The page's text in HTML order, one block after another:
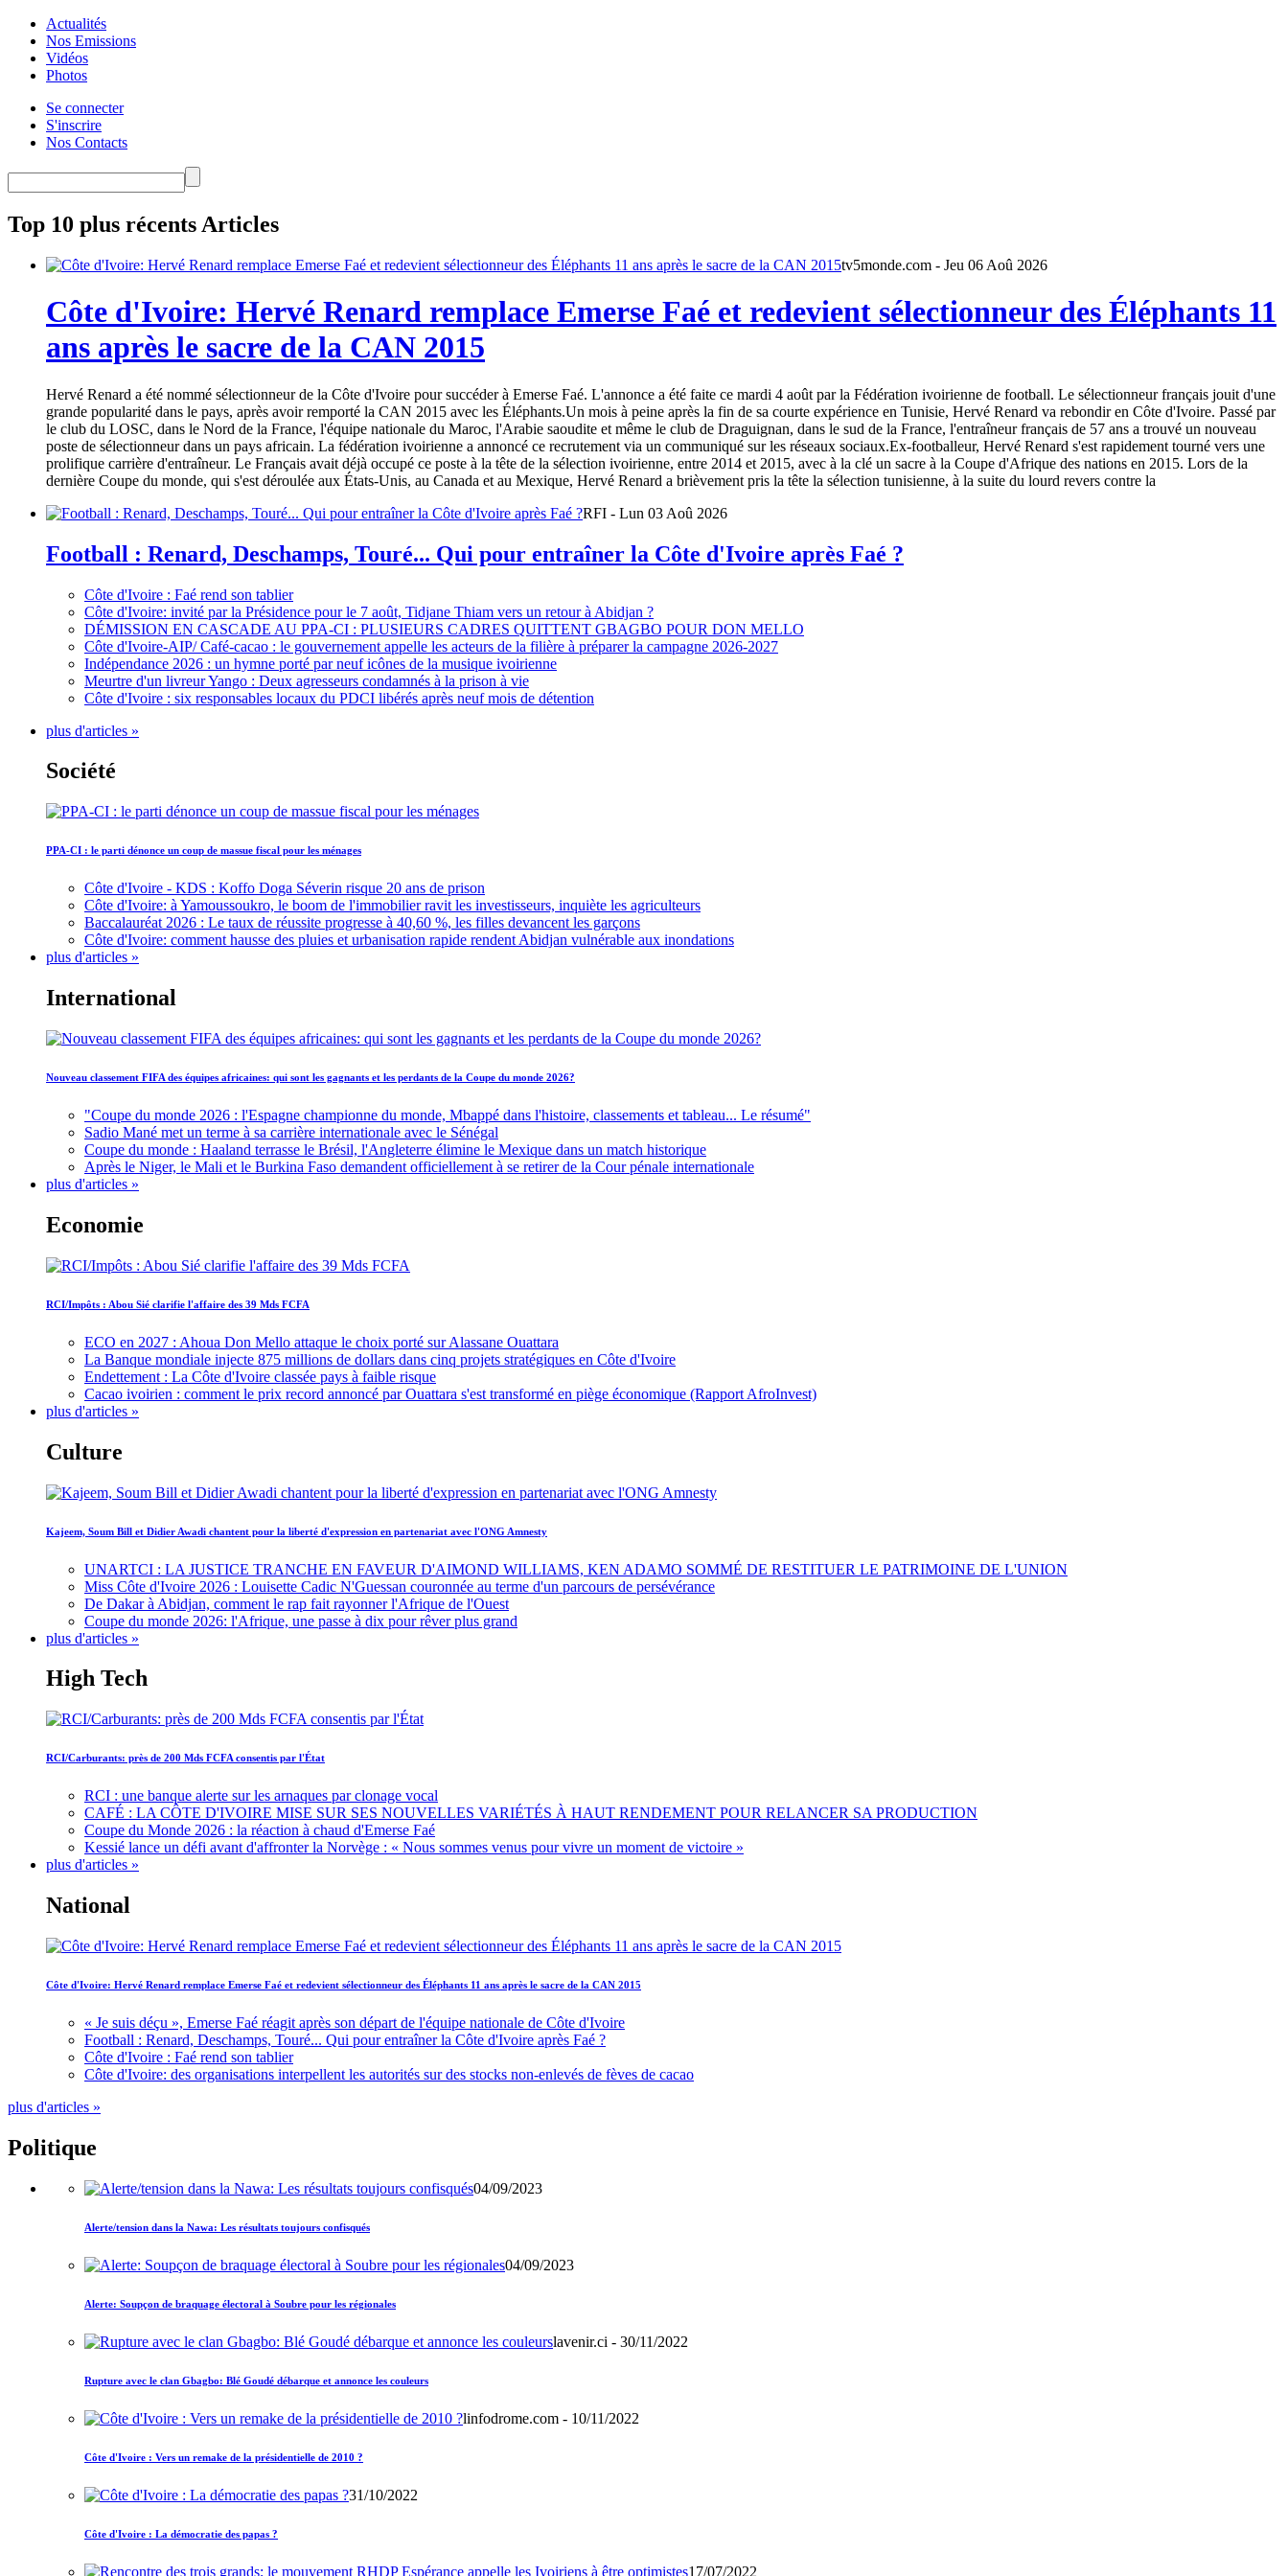
Actualités
Nos Emissions
Vidéos
Photos
Se connecter
S'inscrire
Nos Contacts
Top 10 plus récents Articles
tv5monde.com - Jeu 06 Aoû 2026
Côte d'Ivoire: Hervé Renard remplace Emerse Faé et redevient sélectionneur des Éléphants 11
ans après le sacre de la CAN 2015
Hervé Renard a été nommé sélectionneur de la Côte d'Ivoire pour succéder à Emerse Faé. L'annonce a été faite ce mardi 4 août par la Fédération ivoirienne de football. Le sélectionneur français jouit d'une
grande popularité dans le pays, après avoir remporté la CAN 2015 avec les Éléphants.Un mois à peine après la fin de sa courte expérience en Tunisie, Hervé Renard va rebondir en Côte d'Ivoire. Passé par
le club du LOSC, dans le Nord de la France, l'équipe nationale du Maroc, l'Arabie saoudite et même le club de Draguignan, dans le sud de la France, l'entraîneur français de 57 ans a trouvé un nouveau
poste de sélectionneur dans un pays africain. La fédération ivoirienne a annoncé ce recrutement via un communiqué sur les réseaux sociaux.Ex-footballeur, Hervé Renard s'est rapidement tourné vers une
prolifique carrière d'entraîneur. Le Français avait déjà occupé ce poste à la tête de la sélection ivoirienne, entre 2014 et 2015, avec à la clé un sacre à la Coupe d'Afrique des nations en 2015. Lors de la
dernière Coupe du monde, qui s'est déroulée aux États-Unis, au Canada et au Mexique, Hervé Renard a brièvement pris la tête la sélection tunisienne, à la suite du lourd revers contre la
RFI - Lun 03 Aoû 2026
Football : Renard, Deschamps, Touré... Qui pour entraîner la Côte d'Ivoire après Faé ?
Côte d'Ivoire : Faé rend son tablier
Côte d'Ivoire: invité par la Présidence pour le 7 août, Tidjane Thiam vers un retour à Abidjan ?
DÉMISSION EN CASCADE AU PPA-CI : PLUSIEURS CADRES QUITTENT GBAGBO POUR DON MELLO
Côte d'Ivoire-AIP/ Café-cacao : le gouvernement appelle les acteurs de la filière à préparer la campagne 2026-2027
Indépendance 2026 : un hymne porté par neuf icônes de la musique ivoirienne
Meurtre d'un livreur Yango : Deux agresseurs condamnés à la prison à vie
Côte d'Ivoire : six responsables locaux du PDCI libérés après neuf mois de détention
plus d'articles »
Société
PPA-CI : le parti dénonce un coup de massue fiscal pour les ménages
Côte d'Ivoire - KDS : Koffo Doga Séverin risque 20 ans de prison
Côte d'Ivoire: à Yamoussoukro, le boom de l'immobilier ravit les investisseurs, inquiète les agriculteurs
Baccalauréat 2026 : Le taux de réussite progresse à 40,60 %, les filles devancent les garçons
Côte d'Ivoire: comment hausse des pluies et urbanisation rapide rendent Abidjan vulnérable aux inondations
plus d'articles »
International
Nouveau classement FIFA des équipes africaines: qui sont les gagnants et les perdants de la Coupe du monde 2026?
"Coupe du monde 2026 : l'Espagne championne du monde, Mbappé dans l'histoire, classements et tableau... Le résumé"
Sadio Mané met un terme à sa carrière internationale avec le Sénégal
Coupe du monde : Haaland terrasse le Brésil, l'Angleterre élimine le Mexique dans un match historique
Après le Niger, le Mali et le Burkina Faso demandent officiellement à se retirer de la Cour pénale internationale
plus d'articles »
Economie
RCI/Impôts : Abou Sié clarifie l'affaire des 39 Mds FCFA
ECO en 2027 : Ahoua Don Mello attaque le choix porté sur Alassane Ouattara
La Banque mondiale injecte 875 millions de dollars dans cinq projets stratégiques en Côte d'Ivoire
Endettement : La Côte d'Ivoire classée pays à faible risque
Cacao ivoirien : comment le prix record annoncé par Ouattara s'est transformé en piège économique (Rapport AfroInvest)
plus d'articles »
Culture
Kajeem, Soum Bill et Didier Awadi chantent pour la liberté d'expression en partenariat avec l'ONG Amnesty
UNARTCI : LA JUSTICE TRANCHE EN FAVEUR D'AIMOND WILLIAMS, KEN ADAMO SOMMÉ DE RESTITUER LE PATRIMOINE DE L'UNION
Miss Côte d'Ivoire 2026 : Louisette Cadic N'Guessan couronnée au terme d'un parcours de persévérance
De Dakar à Abidjan, comment le rap fait rayonner l'Afrique de l'Ouest
Coupe du monde 2026: l'Afrique, une passe à dix pour rêver plus grand
plus d'articles »
High Tech
RCI/Carburants: près de 200 Mds FCFA consentis par l'État
RCI : une banque alerte sur les arnaques par clonage vocal
CAFÉ : LA CÔTE D'IVOIRE MISE SUR SES NOUVELLES VARIÉTÉS À HAUT RENDEMENT POUR RELANCER SA PRODUCTION
Coupe du Monde 2026 : la réaction à chaud d'Emerse Faé
Kessié lance un défi avant d'affronter la Norvège : « Nous sommes venus pour vivre un moment de victoire »
plus d'articles »
National
Côte d'Ivoire: Hervé Renard remplace Emerse Faé et redevient sélectionneur des Éléphants 11 ans après le sacre de la CAN 2015
« Je suis déçu », Emerse Faé réagit après son départ de l'équipe nationale de Côte d'Ivoire
Football : Renard, Deschamps, Touré... Qui pour entraîner la Côte d'Ivoire après Faé ?
Côte d'Ivoire : Faé rend son tablier
Côte d'Ivoire: des organisations interpellent les autorités sur des stocks non-enlevés de fèves de cacao
plus d'articles »
Politique
04/09/2023
Alerte/tension dans la Nawa: Les résultats toujours confisqués
04/09/2023
Alerte: Soupçon de braquage électoral à Soubre pour les régionales
lavenir.ci - 30/11/2022
Rupture avec le clan Gbagbo: Blé Goudé débarque et annonce les couleurs
linfodrome.com - 10/11/2022
Côte d'Ivoire : Vers un remake de la présidentielle de 2010 ?
31/10/2022
Côte d'Ivoire : La démocratie des papas ?
17/07/2022